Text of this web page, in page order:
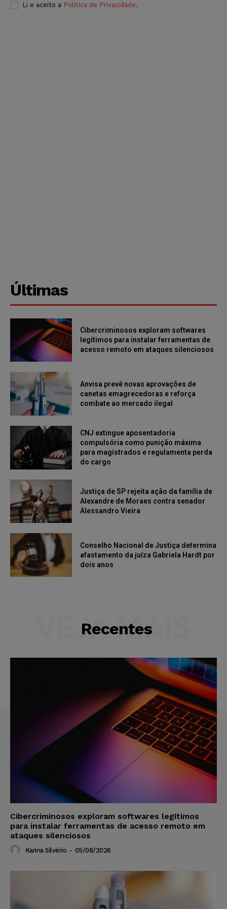
Li e aceito a Política de Privacidade.
Últimas
Cibercriminosos exploram softwares
legítimos para instalar ferramentas de
acesso remoto em ataques silenciosos
Anvisa prevê novas aprovações de
canetas emagrecedoras e reforça
combate ao mercado ilegal
CNJ extingue aposentadoria
compulsória como punição máxima
para magistrados e regulamenta perda
do cargo
Justiça de SP rejeita ação da família de
Alexandre de Moraes contra senador
Alessandro Vieira
Conselho Nacional de Justiça determina
afastamento da juíza Gabriela Hardt por
dois anos
Recentes
VEJA MAIS
Cibercriminosos exploram softwares legítimos
para instalar ferramentas de acesso remoto em
ataques silenciosos
Karina Silvério - 05/08/2026